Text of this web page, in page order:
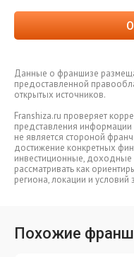
Данные о франшизе
предоставленной
открытых источников.
Franshiza.ru проверяет
представления
не является стороной
достижение конкретных
инвестиционные, доходные
рассматривать как
региона, локации и условий
Похожие